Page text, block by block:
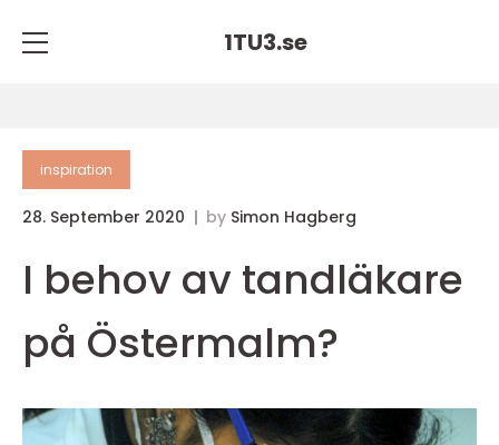
1TU3.se
inspiration
28. September 2020 by Simon Hagberg
I behov av tandläkare
på Östermalm?